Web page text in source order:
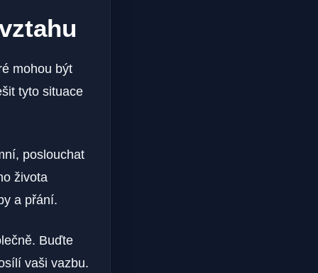
mohou být
tyto situace
poslouchat
života
a přání.
Buďte
vaši vazbu.